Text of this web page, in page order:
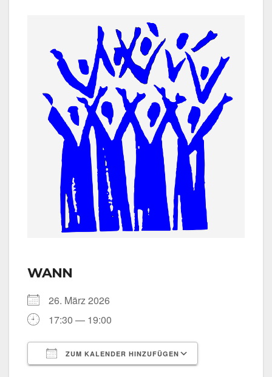
WANN
26. März 2026
17:30 — 19:00
ZUM KALENDER HINZUFÜGEN